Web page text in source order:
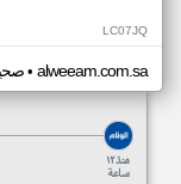
LC07JQ
• alweeam.com.sa
منذ ١٢
ساعة